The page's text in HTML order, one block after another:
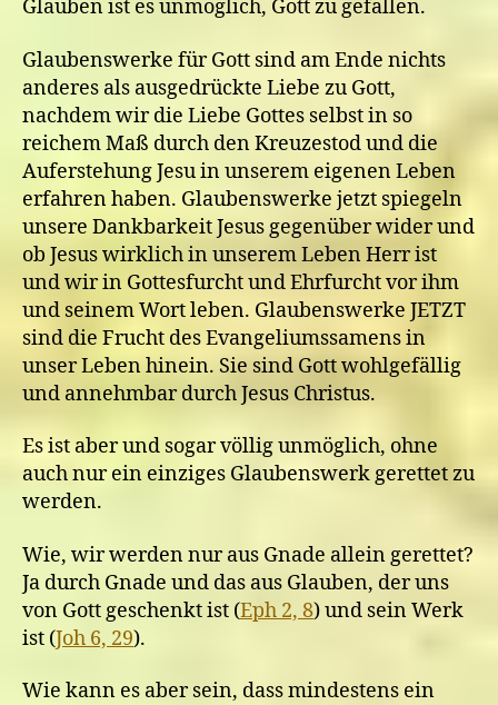
Glauben ist es unmöglich, Gott zu gefallen.
Glaubenswerke für Gott sind am Ende nichts
anderes als ausgedrückte Liebe zu Gott,
nachdem wir die Liebe Gottes selbst in so
reichem Maß durch den Kreuzestod und die
Auferstehung Jesu in unserem eigenen Leben
erfahren haben. Glaubenswerke jetzt spiegeln
unsere Dankbarkeit Jesus gegenüber wider und
ob Jesus wirklich in unserem Leben Herr ist
und wir in Gottesfurcht und Ehrfurcht vor ihm
und seinem Wort leben. Glaubenswerke JETZT
sind die Frucht des Evangeliumssamens in
unser Leben hinein. Sie sind Gott wohlgefällig
und annehmbar durch Jesus Christus.
Es ist aber und sogar völlig unmöglich, ohne
auch nur ein einziges Glaubenswerk gerettet zu
werden.
Wie, wir werden nur aus Gnade allein gerettet?
Ja durch Gnade und das aus Glauben, der uns
von Gott geschenkt ist (Eph 2, 8) und sein Werk
ist (Joh 6, 29).
Wie kann es aber sein, dass mindestens ein